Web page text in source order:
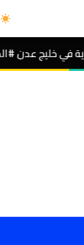
مصر الآن